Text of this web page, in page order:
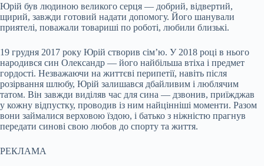
Юрій був людиною великого серця — добрий, відвертий,
щирий, завжди готовий надати допомогу. Його шанували
приятелі, поважали товариші по роботі, любили близькі.
19 грудня 2017 року Юрій створив сім’ю. У 2018 році в нього
народився син Олександр — його найбільша втіха і предмет
гордості. Незважаючи на життєві перипетії, навіть після
розірвання шлюбу, Юрій залишався дбайливим і люблячим
татом. Він завжди виділяв час для сина — дзвонив, приїжджав
у кожну відпустку, проводив із ним найцінніші моменти. Разом
вони займалися верховою їздою, і батько з ніжністю прагнув
передати синові свою любов до спорту та життя.
РЕКЛАМА